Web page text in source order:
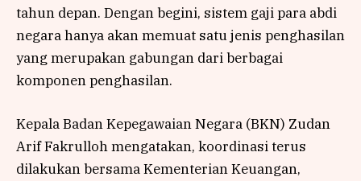
tahun depan. Dengan begini, sistem gaji para abdi
negara hanya akan memuat satu jenis penghasilan
yang merupakan gabungan dari berbagai
komponen penghasilan.
Kepala Badan Kepegawaian Negara (BKN) Zudan
Arif Fakrulloh mengatakan, koordinasi terus
dilakukan bersama Kementerian Keuangan,